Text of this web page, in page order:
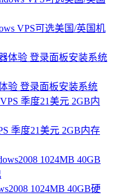
VPS可选美国/英国机
验 登录面板安装系统
季度21美元 2GB内存
1024MB 40GB硬